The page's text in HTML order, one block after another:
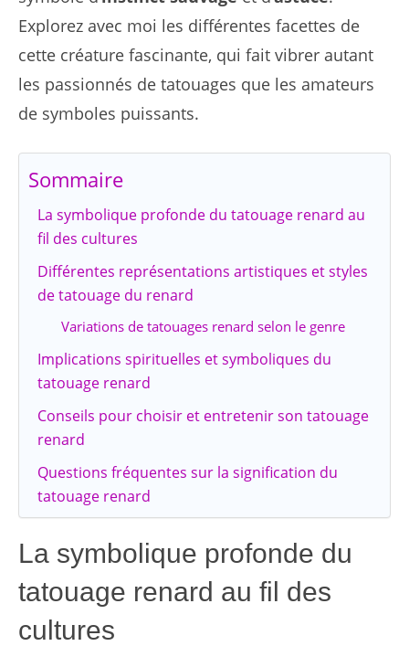
Explorez avec moi les différentes facettes de
cette créature fascinante, qui fait vibrer autant
les passionnés de tatouages que les amateurs
de symboles puissants.
Sommaire
La symbolique profonde du tatouage renard au
fil des cultures
Différentes représentations artistiques et styles
de tatouage du renard
Variations de tatouages renard selon le genre
Implications spirituelles et symboliques du
tatouage renard
Conseils pour choisir et entretenir son tatouage
renard
Questions fréquentes sur la signification du
tatouage renard
La symbolique profonde du
tatouage renard au fil des
cultures